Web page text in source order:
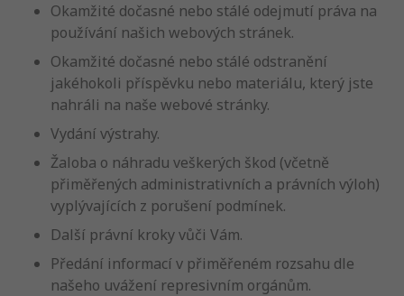
Okamžité dočasné nebo stálé odejmutí práva na
používání našich webových stránek.
Okamžité dočasné nebo stálé odstranění
jakéhokoli příspěvku nebo materiálu, který jste
nahráli na naše webové stránky.
Vydání výstrahy.
Žaloba o náhradu veškerých škod (včetně
přiměřených administrativních a právních výloh)
vyplývajících z porušení podmínek.
Další právní kroky vůči Vám.
Předání informací v přiměřeném rozsahu dle
našeho uvážení represivním orgánům.